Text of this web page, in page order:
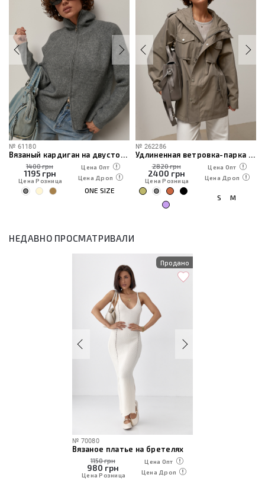
№ 61180
Вязаный кардиган на двусторонней молнии
1400 грн
1195грн
Цена Розница
Цена Опт
Цена Дроп
ONE SIZE
№ 262286
Удлиненная ветровка-парка с капюшоном
2820 грн
2400 грн
Цена Розница
Цена Опт
Цена Дроп
S M
НЕДАВНО ПРОСМАТРИВАЛИ
Продано
№ 70080
Вязаное платье на бретелях
1150 грн
980 грн
Цена Розница
Цена Опт
Цена Дроп